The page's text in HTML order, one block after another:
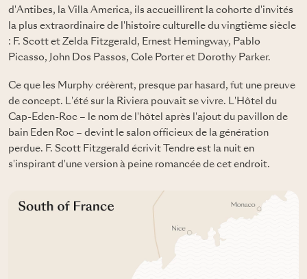
d'Antibes, la Villa America, ils accueillirent la cohorte d'invités
la plus extraordinaire de l'histoire culturelle du vingtième siècle
: F. Scott et Zelda Fitzgerald, Ernest Hemingway, Pablo
Picasso, John Dos Passos, Cole Porter et Dorothy Parker.
Ce que les Murphy créèrent, presque par hasard, fut une preuve
de concept. L'été sur la Riviera pouvait se vivre. L'Hôtel du
Cap-Eden-Roc – le nom de l'hôtel après l'ajout du pavillon de
bain Eden Roc – devint le salon officieux de la génération
perdue. F. Scott Fitzgerald écrivit Tendre est la nuit en
s'inspirant d'une version à peine romancée de cet endroit.